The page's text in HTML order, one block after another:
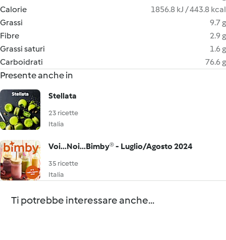
Calorie
1856.8 kJ / 443.8 kcal
Grassi
9.7 g
Fibre
2.9 g
Grassi saturi
1.6 g
Carboidrati
76.6 g
Presente anche in
Stellata
23 ricette
Italia
Voi...Noi...Bimby® - Luglio/Agosto 2024
35 ricette
Italia
Ti potrebbe interessare anche...